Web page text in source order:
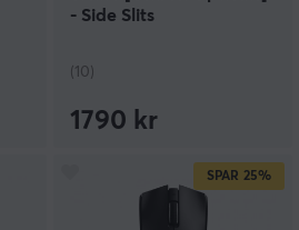
- Side Slits
(10)
1790 kr
SPAR 25%